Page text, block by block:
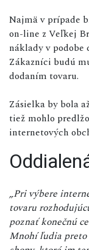
Najmä v prípade
on-line z Veľkej
náklady v
Zákazníci budú
dodaním tovaru.
Zásielka by bola
tiež mohlo
internetových
„Pri výbere
tovaru
poznať konečnú
Mnohí ľudia preto